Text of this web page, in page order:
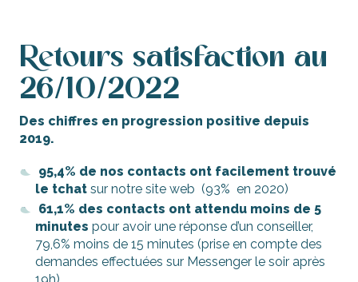
Retours satisfaction au
26/10/2022
Des chiffres en progression positive depuis
2019.
95,4% de nos contacts ont facilement trouvé
le tchat sur notre site web (93% en 2020)
61,1% des contacts ont attendu moins de 5
minutes pour avoir une réponse d’un conseiller,
79,6% moins de 15 minutes (prise en compte des
demandes effectuées sur Messenger le soir après